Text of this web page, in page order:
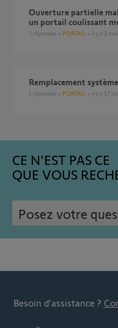
Ouverture partielle malgré le changement de la carte sur
un portail coulissant
5 réponses PORTAIL il y a 3
Remplacement
4 réponses PORTAIL il y a 17
CE N'EST PAS CE
QUE VOUS
Posez votre
Besoin d’assistance ?